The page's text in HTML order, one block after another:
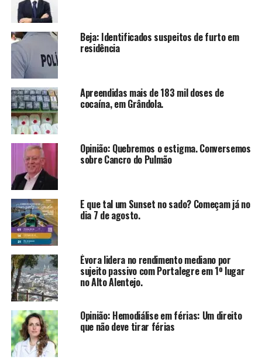
Beja: Identificados suspeitos de furto em
residência
Apreendidas mais de 183 mil doses de
cocaína, em Grândola.
Opinião: Quebremos o estigma. Conversemos
sobre Cancro do Pulmão
E que tal um Sunset no sado? Começam já no
dia 7 de agosto.
Évora lidera no rendimento mediano por
sujeito passivo com Portalegre em 1º lugar
no Alto Alentejo.
Opinião: Hemodiálise em férias: Um direito
que não deve tirar férias